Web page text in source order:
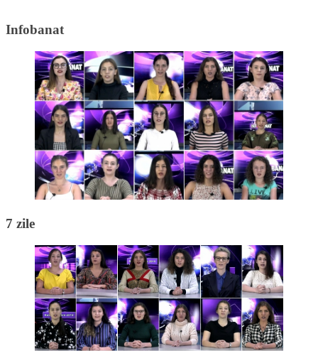
Infobanat
7 zile